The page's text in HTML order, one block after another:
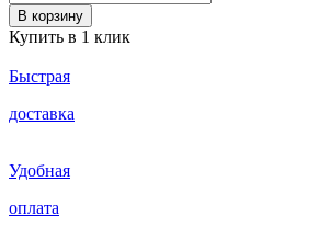
В корзину
Купить в 1 клик
Быстрая
доставка
Удобная
оплата